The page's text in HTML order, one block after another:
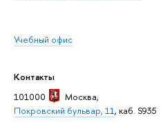
Учебный офис
Контакты
101000
Москва,
Покровский бульвар, 11, каб. S935